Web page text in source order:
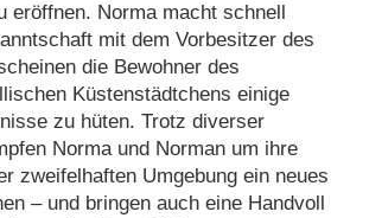
eröffnen. Norma macht schnell
mit dem Vorbesitzer des
die Bewohner des
Küstenstädtchens einige
zu hüten. Trotz diverser
Norma und Norman um ihre
zweifelhaften Umgebung ein neues
– und bringen auch eine Handvoll